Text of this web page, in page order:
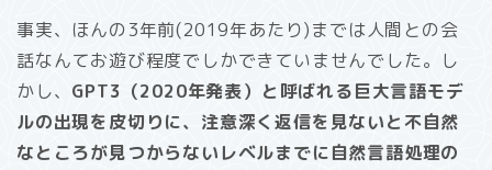
事実、ほんの3年前(2019年あたり)までは人間との会
話なんてお遊び程度でしかできていませんでした。し
かし、 GPT3（2020年発表）と呼ばれる巨大言語モデ
ルの出現を皮切りに、注意深く返信を見ないと不自然
なところが見つからないレベルまでに自然言語処理の